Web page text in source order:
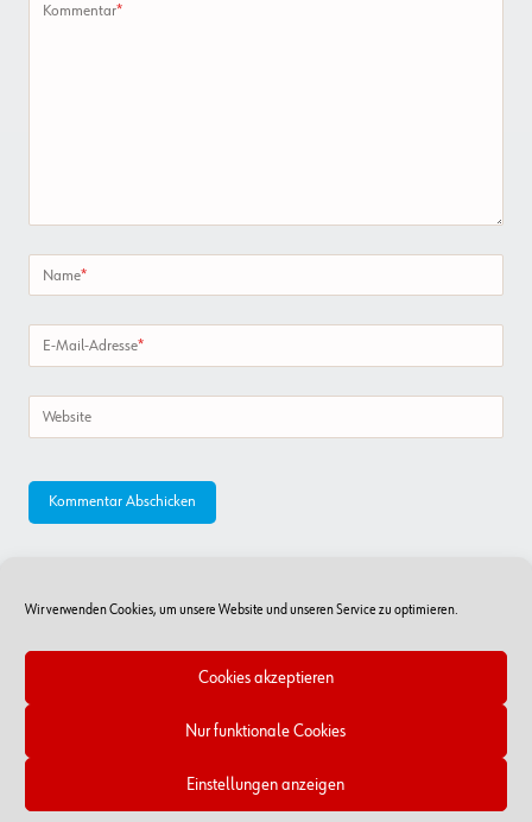
Wir verwenden Cookies, um unsere Website und unseren Service zu optimieren.
Cookies akzeptieren
Nur funktionale Cookies
Einstellungen anzeigen
Kommentar*
Name*
E-Mail-Adresse*
Website